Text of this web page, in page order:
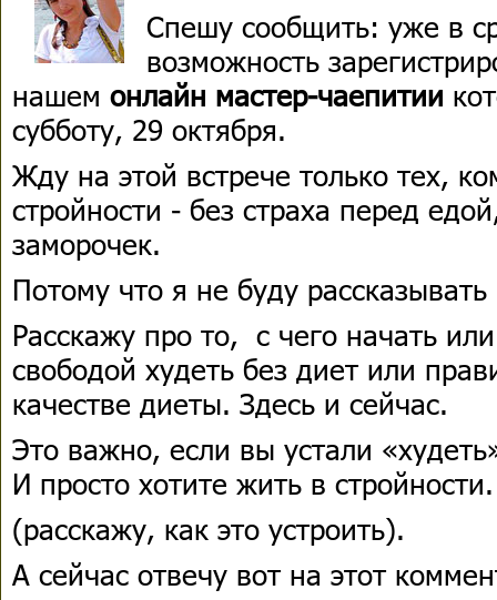
Спешу сообщить: уже в
возможность
нашем онлайн мастер-чаепитии
субботу, 29 октября.
Жду на этой встрече только тех,
стройности - без страха перед
заморочек.
Потому что я не буду
Расскажу про то, с чего начать
свободой худеть без диет или
качестве диеты. Здесь и сейчас.
Это важно, если вы устали
И просто хотите жить в стройности.
(расскажу, как это устроить).
А сейчас отвечу вот на этот